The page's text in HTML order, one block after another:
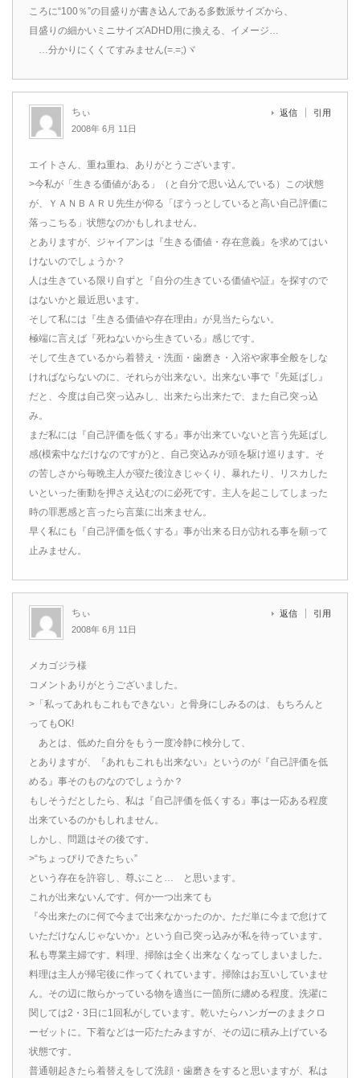
ころに“100％”の目盛りが書き込んである多数派サイズから、
目盛りの細かいミニサイズADHD用に換える、イメージ…
…分かりにくくてすみません(=.=;)ヾ
ちぃ
2008年 6月 11日
返信 引用
エイトさん、重ね重ね、ありがとうございます。
>今私が「生きる価値がある」（と自分で思い込んでいる）この状態
が、ＹＡＮＢＡＲＵ先生が仰る「ぼうっとしていると高い自己評価に
落っこちる」状態なのかもしれません。
とありますが、ジャイアンは『生きる価値・存在意義』を求めてはい
けないのでしょうか？
人は生きている限り自ずと『自分の生きている価値や証』を探すので
はないかと最近思います。
そして私には『生きる価値や存在理由』が見当たらない。
極端に言えば『死ねないから生きている』感じです。
そして生きているから着替え・洗面・歯磨き・入浴や家事全般をしな
ければならないのに、それらが出来ない。出来ない事で『先延ばし』
だと、今度は自己突っ込みし、出来たら出来たで、また自己突っ込
み。
まだ私には『自己評価を低くする』事が出来ていないと言う先延ばし
感(模索中なだけなのですが)と、自己突込みが頭を駆け巡ります。そ
の苦しさから毎晩主人が寝た後泣きじゃくり、暴れたり、リスカした
いといった衝動を押さえ込むのに必死です。主人を起こしてしまった
時の罪悪感と言ったら言葉に出来ません。
早く私にも『自己評価を低くする』事が出来る日が訪れる事を願って
止みません。
ちぃ
2008年 6月 11日
返信 引用
メカゴジラ様
コメントありがとうございました。
>「私ってあれもこれもできない」と骨身にしみるのは、もちろんと
ってもOK!
あとは、低めた自分をもう一度冷静に検分して、
とありますが、『あれもこれも出来ない』というのが『自己評価を低
める』事そのものなのでしょうか？
もしそうだとしたら、私は『自己評価を低くする』事は一応ある程度
出来ているのかもしれません。
しかし、問題はその後です。
>“ちょっぴりできたちぃ”
という存在を許容し、尊ぶこと… と思います。
これが出来ないんです。何か一つ出来ても
『今出来たのに何で今まで出来なかったのか。ただ単に今まで怠けて
いただけなんじゃないか』という自己突っ込みが私を待っています。
私も専業主婦です。料理、掃除は全く出来なくなってしまいました。
料理は主人が帰宅後に作ってくれています。掃除はお互いしていませ
ん。その辺に散らかっている物を適当に一箇所に纏める程度。洗濯に
関しては2・3日に1回私がしています。乾いたらハンガーのままクロ
ーゼットに。下着などは一応たたみますが、その辺に積み上げている
状態です。
普通朝起きたら着替えをして洗顔・歯磨きをすると思いますが、私は